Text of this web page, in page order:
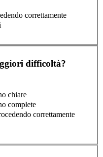
correttamente
difficoltà?
chiare
complete
correttamente